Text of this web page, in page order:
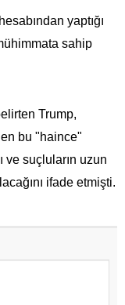
yaptığı
sahip
Trump,
bu "haince"
ve suçluların uzun
ifade etmişti.